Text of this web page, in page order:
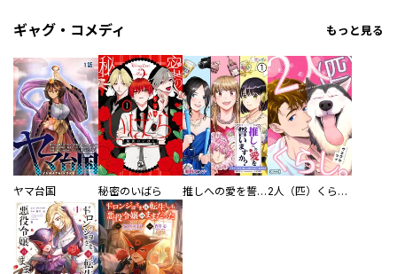
ギャグ・コメディ もっと見る
ヤマ台国 秘密のいばら 推しへの愛を誓いますか？～アラサー女子、推しは逃げぬが人生逃げる～ 2人（匹）くらし。